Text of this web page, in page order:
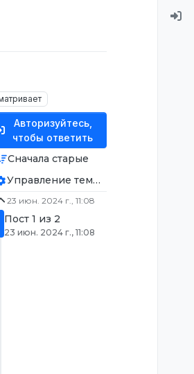
Авторизуйтесь,
чтобы ответить
Сначала старые
Управление темой
23 июн. 2024 г., 11:08
Пост 1 из 2
23 июн. 2024 г., 11:08